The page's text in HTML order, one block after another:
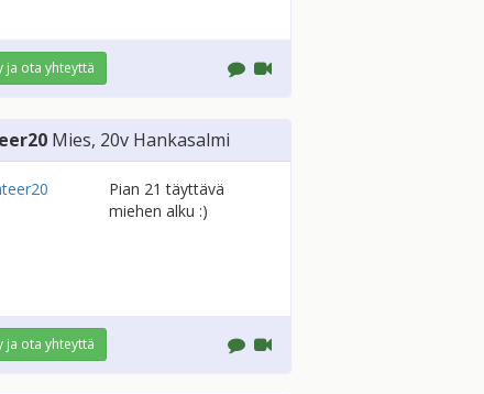
ja ota yhteyttä
Mies, 20v Hankasalmi
Pian 21 täyttävä
miehen alku :)
ja ota yhteyttä